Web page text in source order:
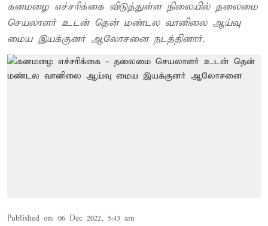
கனமழை எச்சரிக்கை விடுத்துள்ள நிலையில் தலைமை
செயலாளர் உடன் தென் மண்டல வானிலை ஆய்வு
மைய இயக்குனர் ஆலோசனை நடத்தினார்.
Published on: 06 Dec 2022, 5:43 am